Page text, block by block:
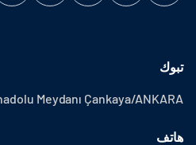
تبوك
Meydanı Çankaya/ANKARA
هاتف